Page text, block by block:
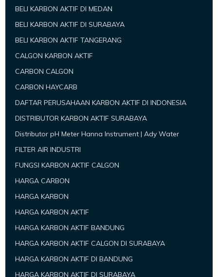
BELI KARBON AKTIF DI MEDAN
BELI KARBON AKTIF DI SURABAYA
BELI KARBON AKTIF TANGERANG
CALGON KARBON AKTIF
CARBON CALGON
CARBON HAYCARB
DAFTAR PERUSAHAAN KARBON AKTIF DI INDONESIA
DISTRIBUTOR KARBON AKTIF SURABAYA
Distributor pH Meter Hanna Instrument | Ady Water
FILTER AIR INDUSTRI
FUNGSI KARBON AKTIF CALGON
HARGA CARBON
HARGA KARBON
HARGA KARBON AKTIF
HARGA KARBON AKTIF BANDUNG
HARGA KARBON AKTIF CALGON DI SURABAYA
HARGA KARBON AKTIF DI BANDUNG
HARGA KARBON AKTIF DI SURABAYA